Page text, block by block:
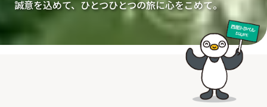
誠意を込めて、ひとつひとつの旅に心をこめて。